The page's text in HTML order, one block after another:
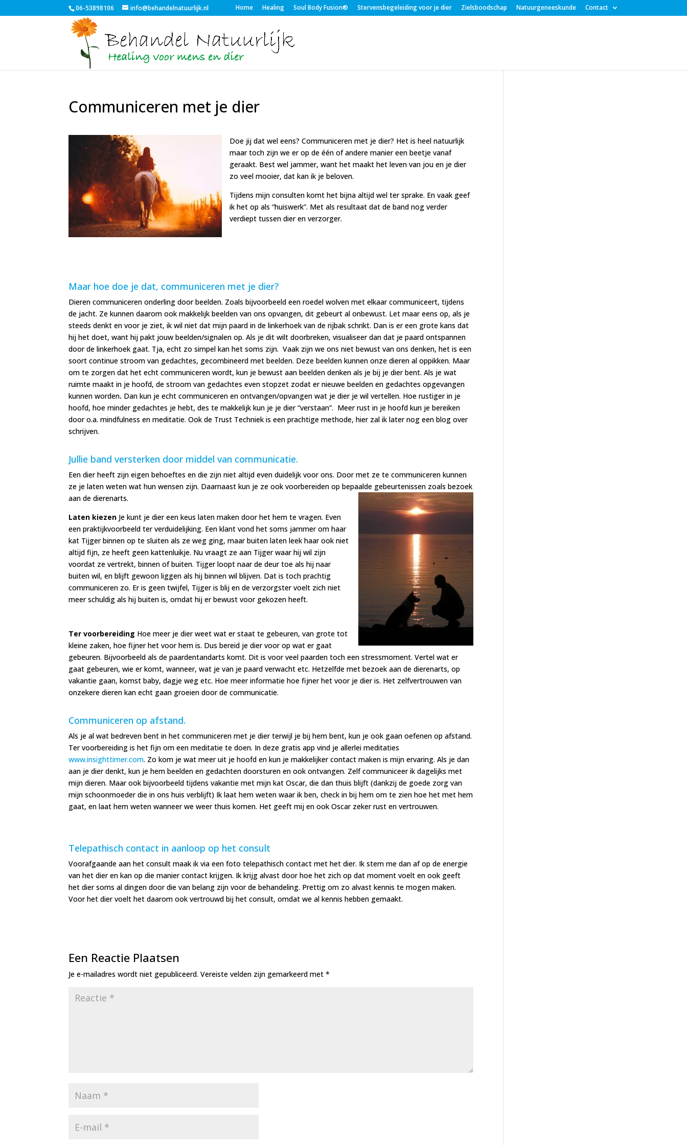
06-53898106 info@behandelnatuurlijk.nl Home Healing Soul Body Fusion® Stervensbegeleiding voor je dier Zielsboodschap Natuurgeneeskunde Contact
Communiceren met je dier
Doe jij dat wel eens? Communiceren met je dier? Het is heel natuurlijk
maar toch zijn we er op de één of andere manier een beetje vanaf
geraakt. Best wel jammer, want het maakt het leven van jou en je dier
zo veel mooier, dat kan ik je beloven.
Tijdens mijn consulten komt het bijna altijd wel ter sprake. En vaak geef
ik het op als “huiswerk”. Met als resultaat dat de band nog verder
verdiept tussen dier en verzorger.
Maar hoe doe je dat, communiceren met je dier?
Dieren communiceren onderling door beelden. Zoals bijvoorbeeld een roedel wolven met elkaar communiceert, tijdens
de jacht. Ze kunnen daarom ook makkelijk beelden van ons opvangen, dit gebeurt al onbewust. Let maar eens op, als je
steeds denkt en voor je ziet, ik wil niet dat mijn paard in de linkerhoek van de rijbak schrikt. Dan is er een grote kans dat
hij het doet, want hij pakt jouw beelden/signalen op. Als je dit wilt doorbreken, visualiseer dan dat je paard ontspannen
door de linkerhoek gaat. Tja, echt zo simpel kan het soms zijn. Vaak zijn we ons niet bewust van ons denken, het is een
soort continue stroom van gedachtes, gecombineerd met beelden. Deze beelden kunnen onze dieren al oppikken. Maar
om te zorgen dat het echt communiceren wordt, kun je bewust aan beelden denken als je bij je dier bent. Als je wat
ruimte maakt in je hoofd, de stroom van gedachtes even stopzet zodat er nieuwe beelden en gedachtes opgevangen
kunnen worden. Dan kun je echt communiceren en ontvangen/opvangen wat je dier je wil vertellen. Hoe rustiger in je
hoofd, hoe minder gedachtes je hebt, des te makkelijk kun je je dier “verstaan”. Meer rust in je hoofd kun je bereiken
door o.a. mindfulness en meditatie. Ook de Trust Techniek is een prachtige methode, hier zal ik later nog een blog over
schrijven.
Jullie band versterken door middel van communicatie.
Een dier heeft zijn eigen behoeftes en die zijn niet altijd even duidelijk voor ons. Door met ze te communiceren kunnen
ze je laten weten wat hun wensen zijn. Daarnaast kun je ze ook voorbereiden op bepaalde gebeurtenissen zoals bezoek
aan de dierenarts.
Laten kiezen Je kunt je dier een keus laten maken door het hem te vragen. Even
een praktijkvoorbeeld ter verduidelijking. Een klant vond het soms jammer om haar
kat Tijger binnen op te sluiten als ze weg ging, maar buiten laten leek haar ook niet
altijd fijn, ze heeft geen kattenluikje. Nu vraagt ze aan Tijger waar hij wil zijn
voordat ze vertrekt, binnen of buiten. Tijger loopt naar de deur toe als hij naar
buiten wil, en blijft gewoon liggen als hij binnen wil blijven. Dat is toch prachtig
communiceren zo. Er is geen twijfel, Tijger is blij en de verzorgster voelt zich niet
meer schuldig als hij buiten is, omdat hij er bewust voor gekozen heeft.
Ter voorbereiding Hoe meer je dier weet wat er staat te gebeuren, van grote tot
kleine zaken, hoe fijner het voor hem is. Dus bereid je dier voor op wat er gaat
gebeuren. Bijvoorbeeld als de paardentandarts komt. Dit is voor veel paarden toch een stressmoment. Vertel wat er
gaat gebeuren, wie er komt, wanneer, wat je van je paard verwacht etc. Hetzelfde met bezoek aan de dierenarts, op
vakantie gaan, komst baby, dagje weg etc. Hoe meer informatie hoe fijner het voor je dier is. Het zelfvertrouwen van
onzekere dieren kan echt gaan groeien door de communicatie.
Communiceren op afstand.
Als je al wat bedreven bent in het communiceren met je dier terwijl je bij hem bent, kun je ook gaan oefenen op afstand.
Ter voorbereiding is het fijn om een meditatie te doen. In deze gratis app vind je allerlei meditaties
www.insighttimer.com. Zo kom je wat meer uit je hoofd en kun je makkelijker contact maken is mijn ervaring. Als je dan
aan je dier denkt, kun je hem beelden en gedachten doorsturen en ook ontvangen. Zelf communiceer ik dagelijks met
mijn dieren. Maar ook bijvoorbeeld tijdens vakantie met mijn kat Oscar, die dan thuis blijft (dankzij de goede zorg van
mijn schoonmoeder die in ons huis verblijft) Ik laat hem weten waar ik ben, check in bij hem om te zien hoe het met hem
gaat, en laat hem weten wanneer we weer thuis komen. Het geeft mij en ook Oscar zeker rust en vertrouwen.
Telepathisch contact in aanloop op het consult
Voorafgaande aan het consult maak ik via een foto telepathisch contact met het dier. Ik stem me dan af op de energie
van het dier en kan op die manier contact krijgen. Ik krijg alvast door hoe het zich op dat moment voelt en ook geeft
het dier soms al dingen door die van belang zijn voor de behandeling. Prettig om zo alvast kennis te mogen maken.
Voor het dier voelt het daarom ook vertrouwd bij het consult, omdat we al kennis hebben gemaakt.
Een Reactie Plaatsen
Je e-mailadres wordt niet gepubliceerd. Vereiste velden zijn gemarkeerd met*